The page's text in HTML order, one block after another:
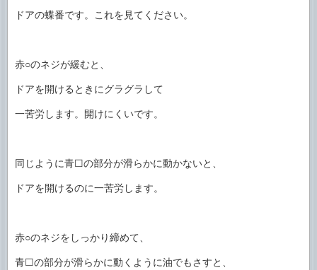
ドアの蝶番です。これを見てください。
赤○のネジが緩むと、
ドアを開けるときにグラグラして
一苦労します。開けにくいです。
同じように青☐の部分が滑らかに動かないと、
ドアを開けるのに一苦労します。
赤○のネジをしっかり締めて、
青☐の部分が滑らかに動くように油でもさすと、